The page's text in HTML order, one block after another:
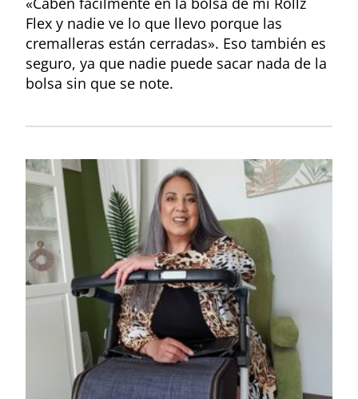
Flex y nadie ve lo que llevo porque las
cremalleras están cerradas». Eso también es
seguro, ya que nadie puede sacar nada de la
bolsa sin que se note.